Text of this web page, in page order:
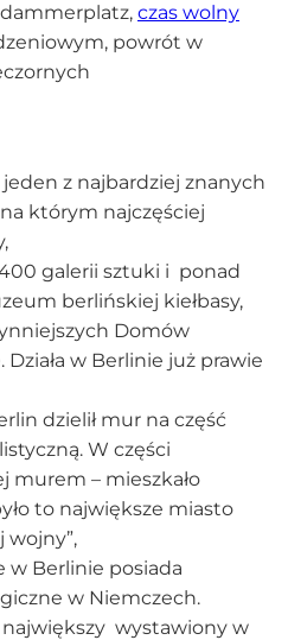
czas wolny
powrót w
z najbardziej znanych
którym najczęściej
galerii sztuki i ponad
berlińskiej kiełbasy,
Domów
w Berlinie już prawie
dzielił mur na część
W części
murem – mieszkało
to największe miasto
wojny”,
w Berlinie posiada
w Niemczech.
wystawiony w